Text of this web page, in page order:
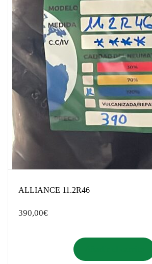
ALLIANCE 11.2R46
390,00€